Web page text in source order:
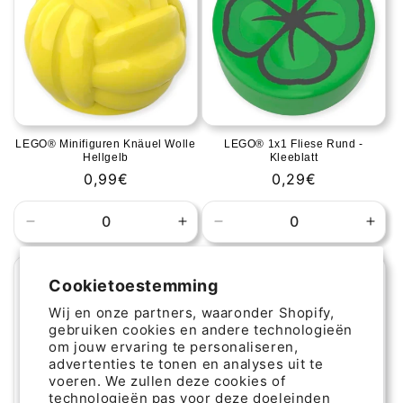
Cookietoestemming
Wij en onze partners, waaronder Shopify,
gebruiken cookies en andere technologieën
om jouw ervaring te personaliseren,
advertenties te tonen en analyses uit te
voeren. We zullen deze cookies of
technologieën pas voor deze doeleinden
LEGO® Minifiguren Knäuel Wolle
Hellgelb
Normale
prijs
0,99€
verlagen
Default
Title
Aantal
verhogen
Default
LEGO® 1x1 Fliese Rund -
Kleeblatt
Normale
prijs
0,29€
verlagen
Default
voor